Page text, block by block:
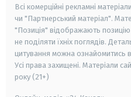
Всі комерційні рекламні
чи "Партнерський матеріал".
"Позиція" відображають
не поділяти їхніх поглядів.
цитування можна ознайомитись
Усі права захищені. Матеріали
року (21+)